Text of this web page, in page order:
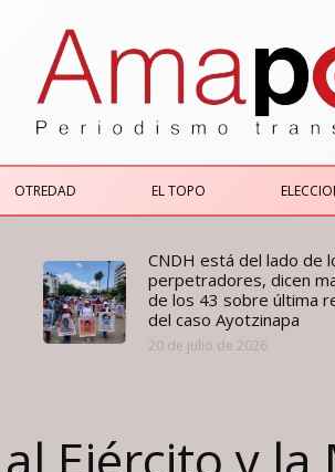
OTREDAD EL TOPO
CNDH está del lado de
perpetradores, dicen
de los 43 sobre última
del caso Ayotzinapa
20 de julio de 2026